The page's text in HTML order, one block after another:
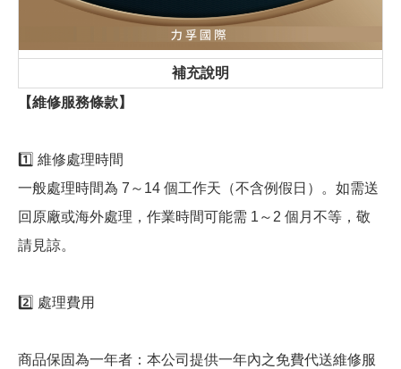
補充說明
【維修服務條款】
1️⃣ 維修處理時間
一般處理時間為 7～14 個工作天（不含例假日）。如需送
回原廠或海外處理，作業時間可能需 1～2 個月不等，敬
請見諒。
2️⃣ 處理費用
商品保固為一年者：本公司提供一年內之免費代送維修服